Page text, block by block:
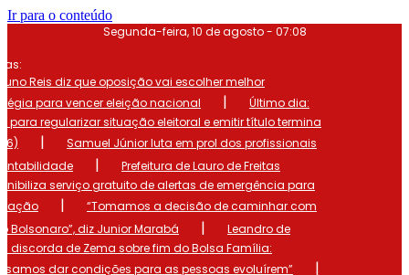
Ir para o conteúdo
Segunda-feira, 10 de agosto - 07:08
Reis diz que oposição vai escolher melhor
para vencer eleição nacional
|
Último dia:
para regularizar situação eleitoral e emitir título termina
|
Samuel Júnior luta em prol dos profissionais
|
Prefeitura de Lauro de Freitas
serviço gratuito de alertas de emergência para
|
“Tomamos a decisão de caminhar com
Bolsonaro”, diz Junior Marabá
|
Leandro de
discorda de Zema sobre fim do Bolsa Família:
dar condições para as pessoas evoluírem”
|